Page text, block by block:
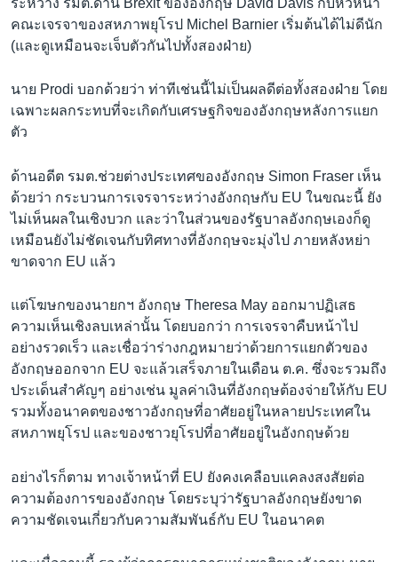
คณะเจรจาของสหภาพยุโรป Michel Barnier เริ่มต้นได้ไม่ดีนัก
(และดูเหมือนจะเจ็บตัวกันไปทั้งสองฝ่าย)
นาย Prodi บอกด้วยว่า ท่าทีเช่นนี้ไม่เป็นผลดีต่อทั้งสองฝ่าย โดย
เฉพาะผลกระทบที่จะเกิดกับเศรษฐกิจของอังกฤษหลังการแยก
ตัว
ด้านอดีต รมต.ช่วยต่างประเทศของอังกฤษ Simon Fraser เห็น
ด้วยว่า กระบวนการเจรจาระหว่างอังกฤษกับ EU ในขณะนี้ ยัง
ไม่เห็นผลในเชิงบวก และว่าในส่วนของรัฐบาลอังกฤษเองก็ดู
เหมือนยังไม่ชัดเจนกับทิศทางที่อังกฤษจะมุ่งไป ภายหลังหย่า
ขาดจาก EU แล้ว
แต่โฆษกของนายกฯ อังกฤษ Theresa May ออกมาปฏิเสธ
ความเห็นเชิงลบเหล่านั้น โดยบอกว่า การเจรจาคืบหน้าไป
อย่างรวดเร็ว และเชื่อว่าร่างกฎหมายว่าด้วยการแยกตัวของ
อังกฤษออกจาก EU จะแล้วเสร็จภายในเดือน ต.ค. ซึ่งจะรวมถึง
ประเด็นสำคัญๆ อย่างเช่น มูลค่าเงินที่อังกฤษต้องจ่ายให้กับ EU
รวมทั้งอนาคตของชาวอังกฤษที่อาศัยอยู่ในหลายประเทศใน
สหภาพยุโรป และของชาวยุโรปที่อาศัยอยู่ในอังกฤษด้วย
อย่างไรก็ตาม ทางเจ้าหน้าที่ EU ยังคงเคลือบแคลงสงสัยต่อ
ความต้องการของอังกฤษ โดยระบุว่ารัฐบาลอังกฤษยังขาด
ความชัดเจนเกี่ยวกับความสัมพันธ์กับ EU ในอนาคต